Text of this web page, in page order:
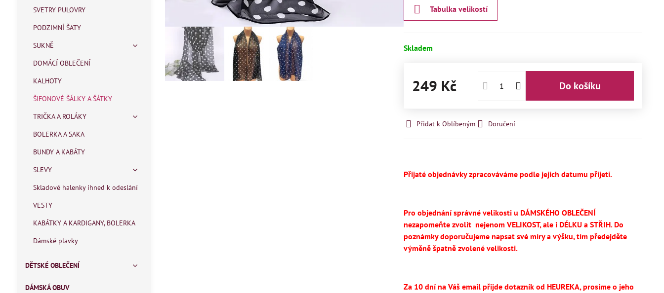
Tabulka velikostí
Skladem
249 Kč Do košíku
Přidat k Oblíbeným Doručení
Přijaté objednávky zpracováváme podle jejich datumu přijetí.
Pro objednání správné velikosti u DÁMSKÉHO OBLEČENÍ
nezapomeňte zvolitnejenom VELIKOST, ale i DÉLKU a STŘIH. Do
poznámky doporučujeme napsat své míry a výšku, tím předejděte
výměně špatně zvolené velikosti.
Za 10 dní na Váš email přijde dotazník od HEUREKA, prosíme o jeho
SVETRY PULOVRY
PODZIMNÍ ŠATY
SUKNĚ
DOMÁCÍ OBLEČENÍ
KALHOTY
ŠIFONOVÉ ŠÁLKY A ŠÁTKY
TRIČKA A ROLÁKY
BOLERKA A SAKA
BUNDY A KABÁTY
SLEVY
Skladové halenky ihned k odeslání
VESTY
KABÁTKY A KARDIGANY, BOLERKA
Dámské plavky
DĚTSKÉ OBLEČENÍ
DÁMSKÁ OBUV